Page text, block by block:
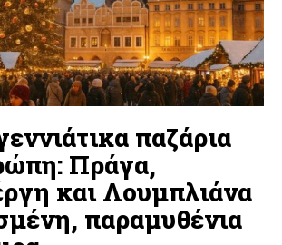
παζάρια
Πράγα,
και Λουμπλιάνα
παραμυθένια